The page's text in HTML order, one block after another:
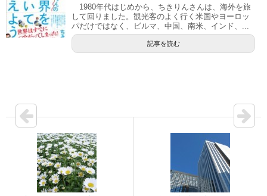
1980年代はじめから、ちきりんさんは、海外を旅
して回りました。観光客のよく行く米国やヨーロッ
パだけではなく、ビルマ、中国、南米、インド、...
記事を読む